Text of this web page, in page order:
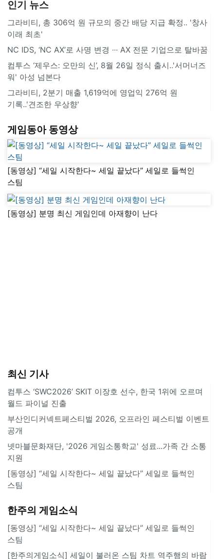
인기 뉴스
그라비티, 총 306억 원 규모의 중간 배당 지급 확정.. '창사
이래 최초'
NC IDS, ‘NC AX’로 사명 변경 ∙∙∙ AX 전문 기업으로 탈바꿈
컴투스 ‘제우스: 오만의 신’, 8월 26일 정식 출시..'서머너즈
워' 아성 넘본다
그라비티, 2분기 매출 1,619억에 영업익 276억 원
기록..'견조한 우상향'
게임동아 동영상
[동영상] “세일 시작한다~ 세일 끝났다” 세일로 들썩인
스팀
[동영상] 분명 최신 게임인데 아재향이 난다
최신 기사
컴투스 ‘SWC2026’ SKIT 이장호 선수, 한국 1위에 오르며
월드 파이널 진출
부산인디커넥트페스티벌 2026, 오프라인 페스티벌 이벤트
공개
넷마블문화재단, '2026 게임소통학교' 성료...가족 간 소통
지원
[동영상] “세일 시작한다~ 세일 끝났다” 세일로 들썩인
스팀
한주의 게임소식
[동영상] “세일 시작한다~ 세일 끝났다” 세일로 들썩인
스팀
[한주의게임소식] 세일이 불러온 스팀 차트 역주행의 바람